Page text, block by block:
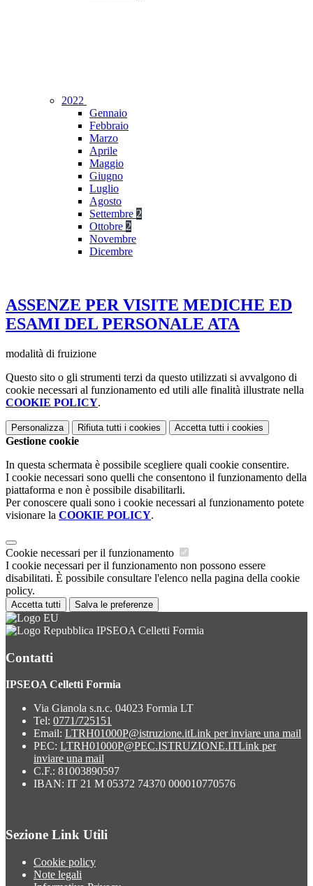
2022
Gennaio
Febbraio
Marzo
Aprile
Maggio
Giugno
Luglio
Agosto
Settembre 2
Ottobre 2
Novembre
Dicembre
ASSENZE PER VISITE MEDICHE ED
ESAMI DEL PERSONALE ATA
modalità di fruizione
Questo sito o gli strumenti terzi da questo utilizzati si avvalgono di
cookie necessari al funzionamento ed utili alle finalità illustrate nella
COOKIE POLICY.
Personalizza Rifiuta tutti i cookies Accetta tutti i cookies
Gestione cookie
In questa schermata è possibile scegliere quali cookie consentire.
I cookie necessari sono quelli che consentono il funzionamento della
piattaforma e non è possibile disabilitarli.
Per conoscere quali sono i cookie necessari al funzionamento potete
visionare la COOKIE POLICY.
Cookie necessari per il funzionamento
I cookie necessari per il funzionamento non possono essere
disabilitati. È possibile consultare l'elenco nella pagina della cookie
policy.
Accetta tutti Salva le preferenze
IPSEOA Celletti Formia
Contatti
IPSEOA Celletti Formia
Via Gianola s.n.c. 04023 Formia LT
Tel: 0771/725151
Email: LTRH01000P@istruzione.itLink per inviare una mail
PEC: LTRH01000P@PEC.ISTRUZIONE.ITLink per
inviare una mail
C.F.: 81003890597
IBAN: IT 21 M 05372 74370 000010770576
Sezione Link Utili
Cookie policy
Note legali